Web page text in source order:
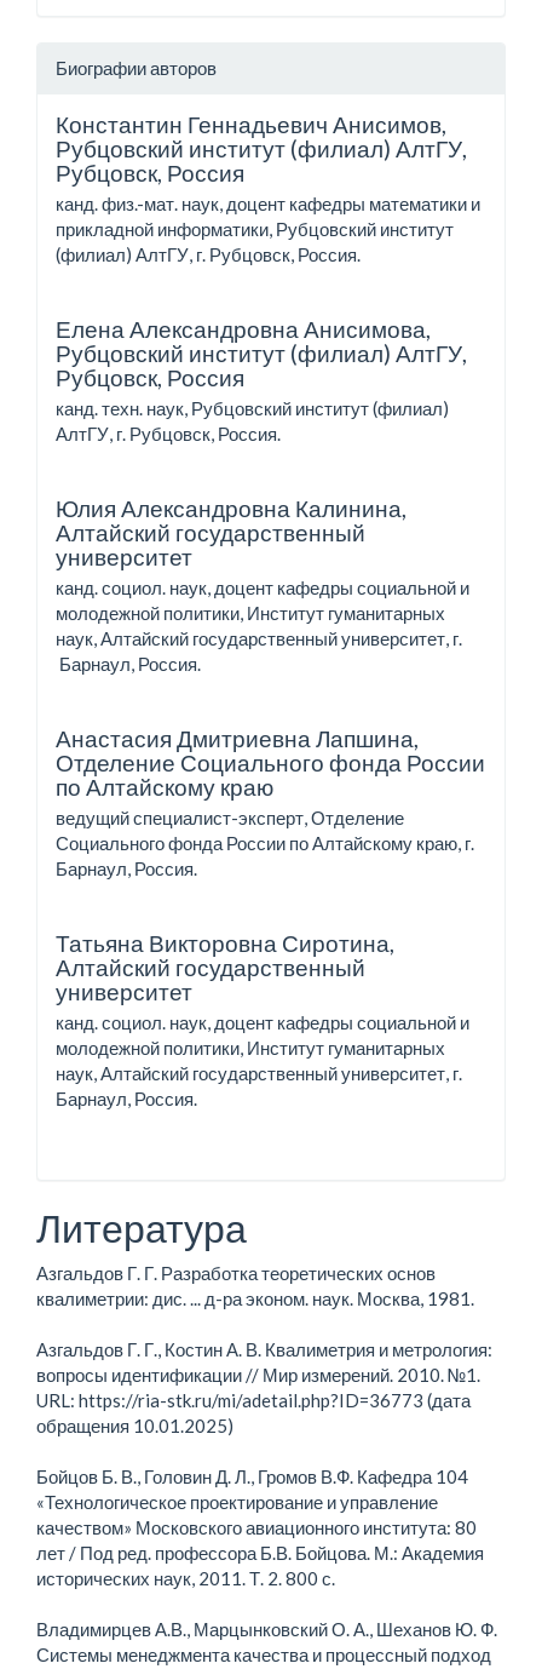
Биографии авторов
Константин Геннадьевич Анисимов,
Рубцовский институт (филиал) АлтГУ,
Рубцовск, Россия
канд. физ.-мат. наук, доцент кафедры математики и
прикладной информатики, Рубцовский институт
(филиал) АлтГУ, г. Рубцовск, Россия.
Елена Александровна Анисимова,
Рубцовский институт (филиал) АлтГУ,
Рубцовск, Россия
канд. техн. наук, Рубцовский институт (филиал)
АлтГУ, г. Рубцовск, Россия.
Юлия Александровна Калинина,
Алтайский государственный
университет
канд. социол. наук, доцент кафедры социальной и
молодежной политики, Институт гуманитарных
наук, Алтайский государственный университет, г.
Барнаул, Россия.
Анастасия Дмитриевна Лапшина,
Отделение Социального фонда России
по Алтайскому краю
ведущий специалист-эксперт, Отделение
Социального фонда России по Алтайскому краю, г.
Барнаул, Россия.
Татьяна Викторовна Сиротина,
Алтайский государственный
университет
канд. социол. наук, доцент кафедры социальной и
молодежной политики, Институт гуманитарных
наук, Алтайский государственный университет, г.
Барнаул, Россия.
Литература
Азгальдов Г. Г. Разработка теоретических основ
квалиметрии: дис. ... д-ра эконом. наук. Москва, 1981.
Азгальдов Г. Г., Костин А. В. Квалиметрия и метрология:
вопросы идентификации // Мир измерений. 2010. №1.
URL: https://ria-stk.ru/mi/adetail.php?ID=36773 (дата
обращения 10.01.2025)
Бойцов Б. В., Головин Д. Л., Громов В.Ф. Кафедра 104
«Технологическое проектирование и управление
качеством» Московского авиационного института: 80
лет / Под ред. профессора Б.В. Бойцова. М.: Академия
исторических наук, 2011. Т. 2. 800 с.
Владимирцев А.В., Марцынковский О. А., Шеханов Ю. Ф.
Системы менеджмента качества и процессный подход